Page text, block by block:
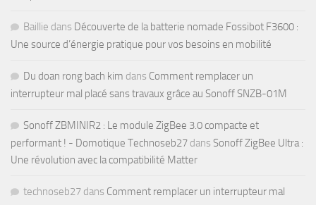
Baillie dans Découverte de la batterie nomade Fossibot F3600 :
Une source d’énergie pratique pour vos besoins en mobilité
Du doan rong bach kim dans Comment remplacer un
interrupteur mal placé sans travaux grâce au Sonoff SNZB-01M
Sonoff ZBMINIR2 : Le module ZigBee 3.0 compacte et
performant ! - Domotique Technoseb27 dans Sonoff ZigBee Ultra :
Une révolution avec la compatibilité Matter
technoseb27 dans Comment remplacer un interrupteur mal